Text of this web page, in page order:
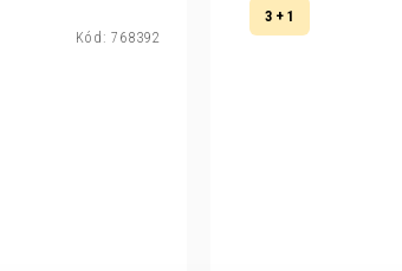
Kód: 768392
3 + 1